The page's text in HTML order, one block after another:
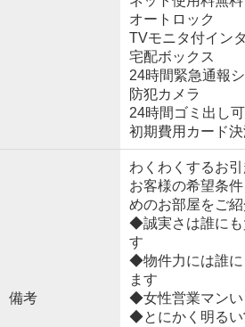
オートロック
TVモニタ付イン
宅配ボックス
24時間緊急通報
防犯カメラ
24時間ゴミ出し可
初期費用カード決
備考
わくわくするお
お客様の希望条
めのお部屋をご紹
◆誠実さは誰にも
す
◆物件力には誰に
ます
◆女性営業マンい
◆とにかく明るい